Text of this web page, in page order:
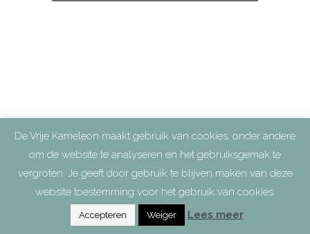
De Vrije Kameleon maakt gebruik van cookies, onder andere
om de website te analyseren en het gebruiksgemak te
vergroten. Je geeft door gebruik te blijven maken van deze
website toestemming voor het gebruik van cookies.
Accepteren Weiger Lees meer